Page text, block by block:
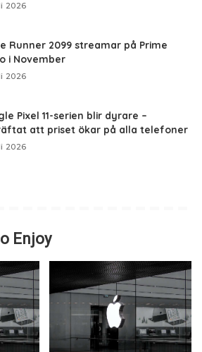
2026
Runner 2099 streamar på Prime
i November
2026
Pixel 11-serien blir dyrare –
att priset ökar på alla telefoner
2026
Enjoy